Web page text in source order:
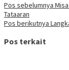
Pos sebelumnya
Tataaran
Pos berikutnya
Pos terkait